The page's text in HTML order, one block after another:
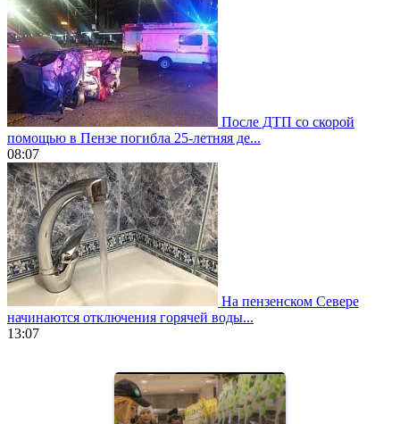
После ДТП со скорой
помощью в Пензе погибла 25-летняя де...
08:07
На пензенском Севере
начинаются отключения горячей воды...
13:07